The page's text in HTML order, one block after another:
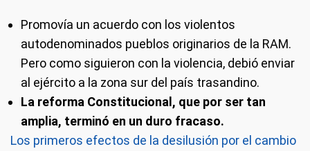
Promovía un acuerdo con los violentos
autodenominados pueblos originarios de la RAM.
Pero como siguieron con la violencia, debió enviar
al ejército a la zona sur del país trasandino.
La reforma Constitucional, que por ser tan
amplia, terminó en un duro fracaso.
Los primeros efectos de la desilusión por el cambio